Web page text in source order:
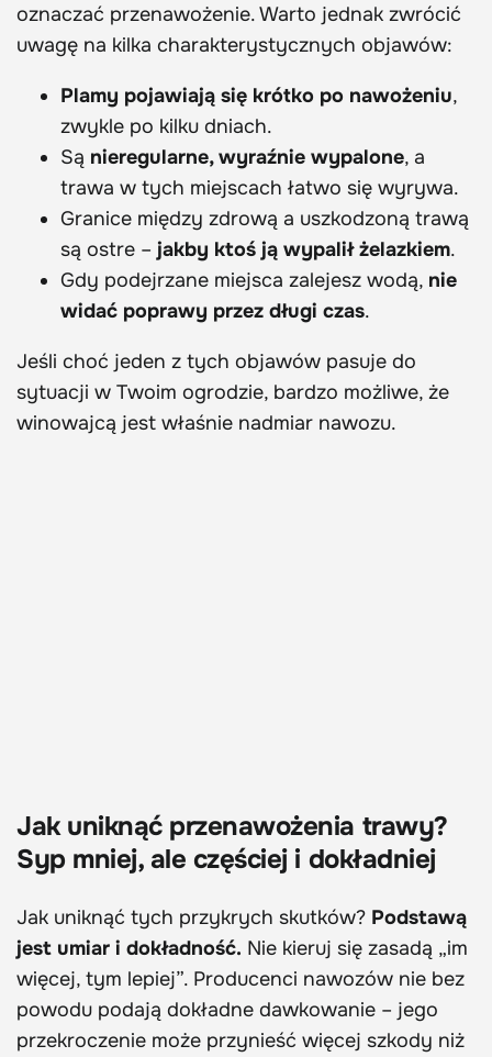
oznaczać przenawożenie. Warto jednak zwrócić
uwagę na kilka charakterystycznych objawów:
Plamy pojawiają się krótko po nawożeniu,
zwykle po kilku dniach.
Są nieregularne, wyraźnie wypalone, a
trawa w tych miejscach łatwo się wyrywa.
Granice między zdrową a uszkodzoną trawą
są ostre – jakby ktoś ją wypalił żelazkiem.
Gdy podejrzane miejsca zalejesz wodą, nie
widać poprawy przez długi czas.
Jeśli choć jeden z tych objawów pasuje do
sytuacji w Twoim ogrodzie, bardzo możliwe, że
winowajcą jest właśnie nadmiar nawozu.
Jak uniknąć przenawożenia trawy?
Syp mniej, ale częściej i dokładniej
Jak uniknąć tych przykrych skutków? Podstawą
jest umiar i dokładność. Nie kieruj się zasadą „im
więcej, tym lepiej”. Producenci nawozów nie bez
powodu podają dokładne dawkowanie – jego
przekroczenie może przynieść więcej szkody niż